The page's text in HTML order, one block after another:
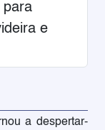
para
e
a despertar-